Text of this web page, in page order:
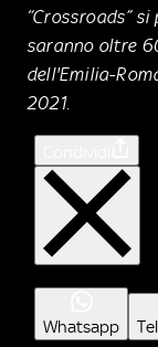
“Crossroads”
saranno oltre
dell'Emilia-
2021.
Whatsapp